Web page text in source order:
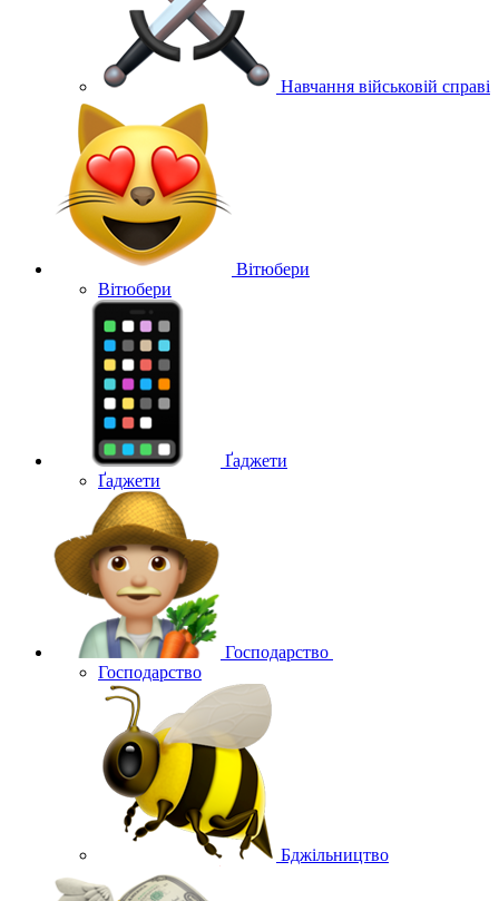
Навчання військовій справі
Вітюбери
Вітюбери
Ґаджети
Ґаджети
Господарство
Господарство
Бджільництво